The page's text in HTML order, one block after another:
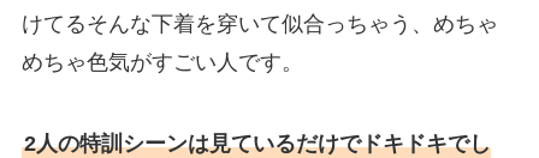
けてるそんな下着を穿いて似合っちゃう、めちゃ
めちゃ色気がすごい人です。
2人の特訓シーンは見ているだけでドキドキでし